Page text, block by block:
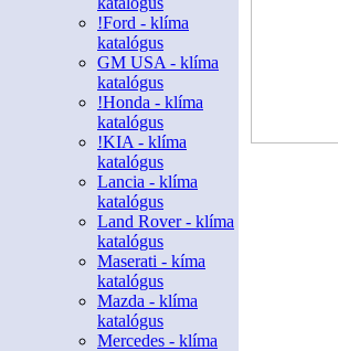
!Ford - klíma
katalógus
GM USA - klíma
katalógus
!Honda - klíma
katalógus
!KIA - klíma
katalógus
Lancia - klíma
katalógus
Land Rover - klíma
katalógus
Maserati - kíma
katalógus
Mazda - klíma
katalógus
Mercedes - klíma